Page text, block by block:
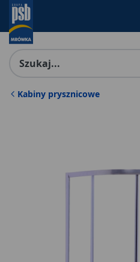
Kabiny prysznicowe